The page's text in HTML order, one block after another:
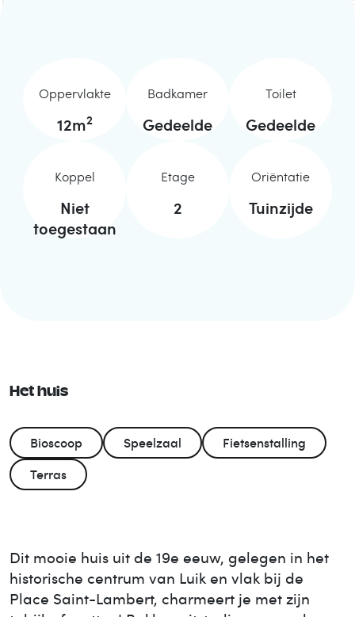
Oppervlakte
12m2
Badkamer
Gedeelde
Toilet
Gedeelde
Koppel
Niet
toegestaan
Etage
2
Oriëntatie
Tuinzijde
Het huis
Bioscoop Speelzaal
Fietsenstalling
Terras
Dit mooie huis uit de 19e eeuw, gelegen in het
historische centrum van Luik en vlak bij de
Place Saint-Lambert, charmeert je met zijn